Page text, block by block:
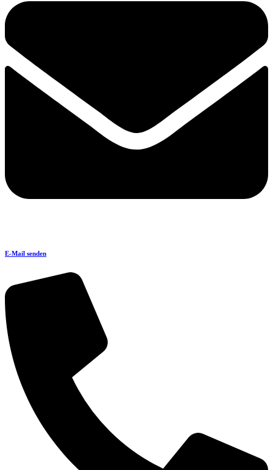
E-Mail senden